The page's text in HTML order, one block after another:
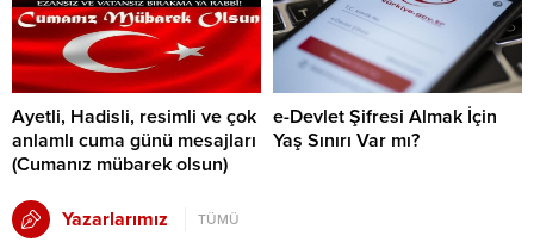
Ayetli, Hadisli, resimli ve çok
anlamlı cuma günü mesajları
(Cumanız mübarek olsun)
e-Devlet Şifresi Almak İçin
Yaş Sınırı Var mı?
Yazarlarımız TÜMÜ